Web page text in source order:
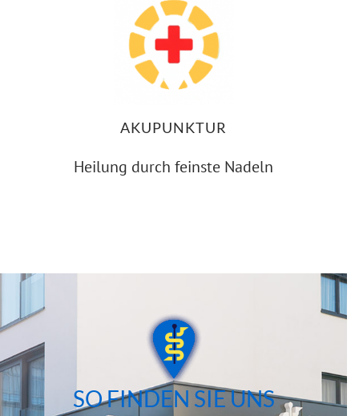
AKUPUNKTUR
Heilung durch feinste Nadeln
SO FINDEN SIE UNS